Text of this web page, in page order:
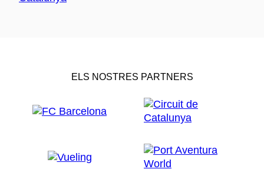
ELS NOSTRES PARTNERS